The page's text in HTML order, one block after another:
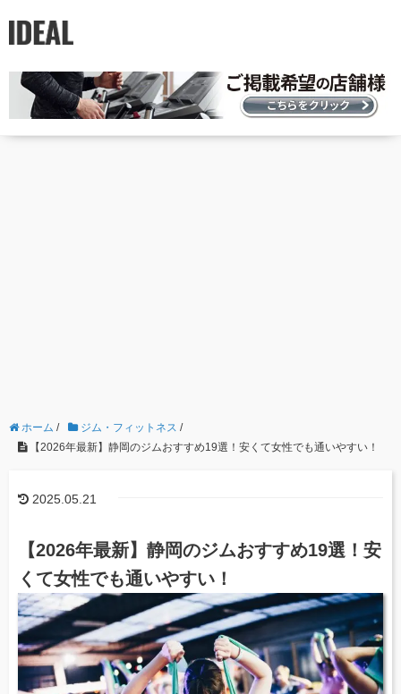
ホーム / ジム・フィットネス /
【2026年最新】静岡のジムおすすめ19選！安くて女性でも通いやすい！
2025.05.21
【2026年最新】静岡のジムおすすめ19選！安
くて女性でも通いやすい！